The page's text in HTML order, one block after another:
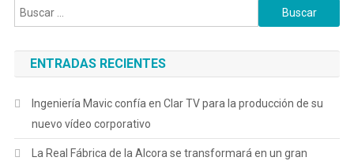
Buscar:
ENTRADAS RECIENTES
Ingeniería Mavic confía en Clar TV para la producción de su
nuevo vídeo corporativo
La Real Fábrica de la Alcora se transformará en un gran